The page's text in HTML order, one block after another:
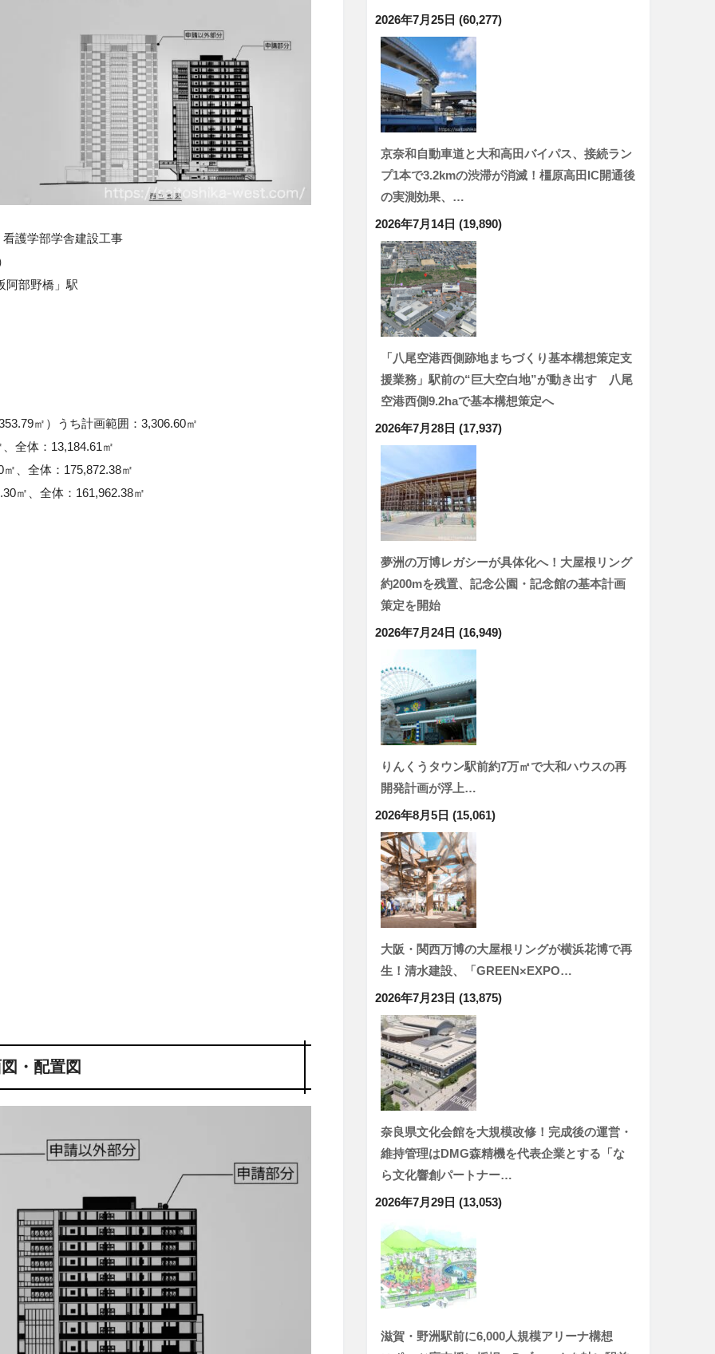
護学部学舎建設工事
阿部野橋」駅
㎡）うち計画範囲：3,306.60㎡
全体：13,184.61㎡
、全体：175,872.38㎡
㎡、全体：161,962.38㎡
・配置図
2026年7月25日 (60,277)
京奈和自動車道と大和高田バイパス、接続ラン
プ1本で3.2kmの渋滞が消滅！橿原高田IC開通後
の実測効果、…
2026年7月14日 (19,890)
「八尾空港西側跡地まちづくり基本構想策定支
援業務」駅前の“巨大空白地”が動き出す 八尾
空港西側9.2haで基本構想策定へ
2026年7月28日 (17,937)
夢洲の万博レガシーが具体化へ！大屋根リング
約200mを残置、記念公園・記念館の基本計画
策定を開始
2026年7月24日 (16,949)
りんくうタウン駅前約7万㎡で大和ハウスの再
開発計画が浮上…
2026年8月5日 (15,061)
大阪・関西万博の大屋根リングが横浜花博で再
生！清水建設、「GREEN×EXPO…
2026年7月23日 (13,875)
奈良県文化会館を大規模改修！完成後の運営・
維持管理はDMG森精機を代表企業とする「な
ら文化響創パートナー…
2026年7月29日 (13,053)
滋賀・野洲駅前に6,000人規模アリーナ構想